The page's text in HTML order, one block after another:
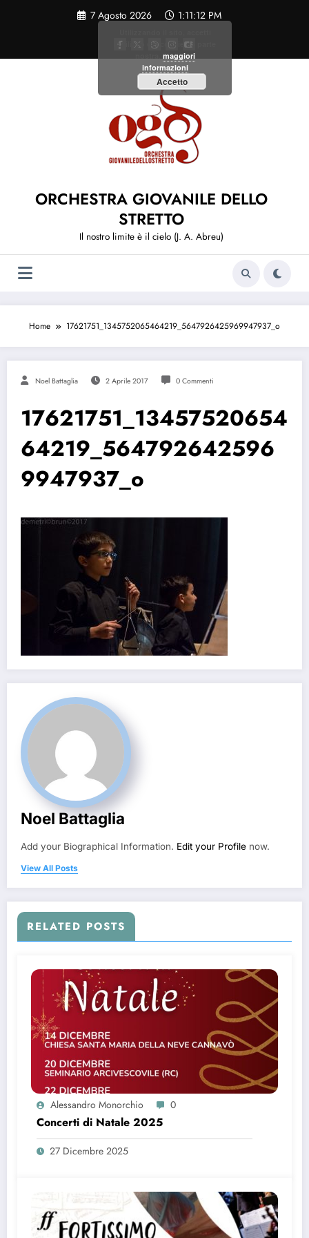
7 Agosto 2026 1:11:12 PM
ORCHESTRA GIOVANILE DELLO
STRETTO
Il nostro limite è il cielo (J. A. Abreu)
Home 17621751_1345752065464219_5647926425969947937_o
Noel Battaglia 2 Aprile 2017 0 Commenti
17621751_13457520654
64219_564792642596
9947937_o
Noel Battaglia
Add your Biographical Information. Edit your Profile now.
View All Posts
RELATED POSTS
Alessandro Monorchio 0
Concerti di Natale 2025
27 Dicembre 2025
l'utilizzo dei cookie da parte
maggiori
informazioni
Accetto